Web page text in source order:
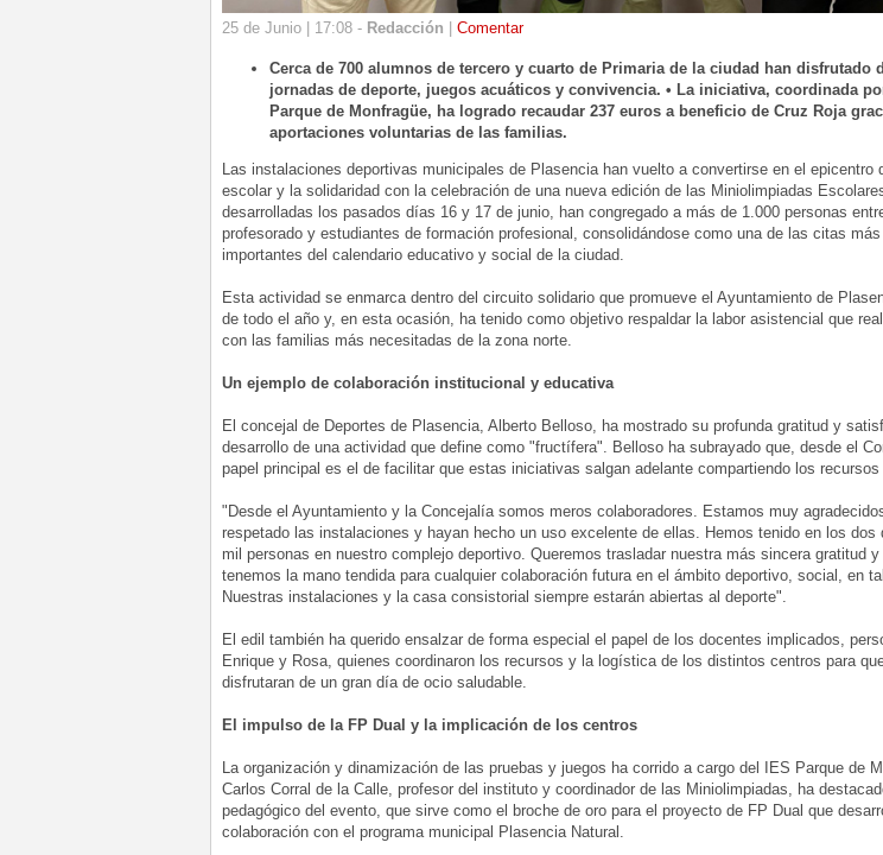
25 de Junio | 17:08 - Redacción Comentar
Cerca de 700 alumnos de tercero y cuarto de Primaria de la ciudad han disfrutado
jornadas de deporte, juegos acuáticos y convivencia. • La iniciativa, coordinada
Parque de Monfragüe, ha logrado recaudar 237 euros a beneficio de Cruz Roja
aportaciones voluntarias de las familias.
Las instalaciones deportivas municipales de Plasencia han vuelto a convertirse en el epicentro
escolar y la solidaridad con la celebración de una nueva edición de las Miniolimpiadas
desarrolladas los pasados días 16 y 17 de junio, han congregado a más de 1.000 personas
profesorado y estudiantes de formación profesional, consolidándose como una de las citas
importantes del calendario educativo y social de la ciudad.
Esta actividad se enmarca dentro del circuito solidario que promueve el Ayuntamiento de
de todo el año y, en esta ocasión, ha tenido como objetivo respaldar la labor asistencial que
con las familias más necesitadas de la zona norte.
Un ejemplo de colaboración institucional y educativa
El concejal de Deportes de Plasencia, Alberto Belloso, ha mostrado su profunda gratitud y
desarrollo de una actividad que define como "fructífera". Belloso ha subrayado que, desde el
papel principal es el de facilitar que estas iniciativas salgan adelante compartiendo los
"Desde el Ayuntamiento y la Concejalía somos meros colaboradores. Estamos muy
respetado las instalaciones y hayan hecho un uso excelente de ellas. Hemos tenido en los dos
mil personas en nuestro complejo deportivo. Queremos trasladar nuestra más sincera gratitud y
tenemos la mano tendida para cualquier colaboración futura en el ámbito deportivo, social, en
Nuestras instalaciones y la casa consistorial siempre estarán abiertas al deporte".
El edil también ha querido ensalzar de forma especial el papel de los docentes implicados,
Enrique y Rosa, quienes coordinaron los recursos y la logística de los distintos centros para
disfrutaran de un gran día de ocio saludable.
El impulso de la FP Dual y la implicación de los centros
La organización y dinamización de las pruebas y juegos ha corrido a cargo del IES Parque de
Carlos Corral de la Calle, profesor del instituto y coordinador de las Miniolimpiadas, ha
pedagógico del evento, que sirve como el broche de oro para el proyecto de FP Dual que
colaboración con el programa municipal Plasencia Natural.